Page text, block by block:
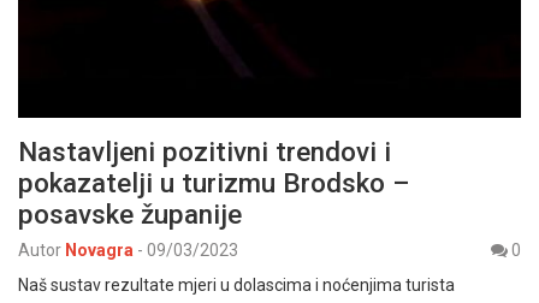
Nastavljeni pozitivni trendovi i
pokazatelji u turizmu Brodsko –
posavske županije
Autor Novagra - 09/03/2023
0
Naš sustav rezultate mjeri u dolascima i noćenjima turista